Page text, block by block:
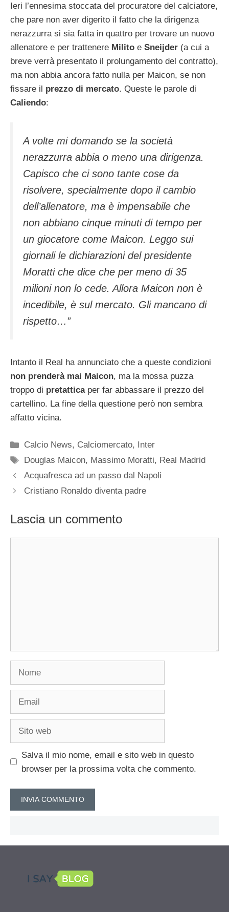
Ieri l’ennesima stoccata del procuratore del calciatore,
che pare non aver digerito il fatto che la dirigenza
nerazzurra si sia fatta in quattro per trovare un nuovo
allenatore e per trattenere Milito e Sneijder (a cui a
breve verrà presentato il prolungamento del contratto),
ma non abbia ancora fatto nulla per Maicon, se non
fissare il prezzo di mercato. Queste le parole di
Caliendo:
A volte mi domando se la società
nerazzurra abbia o meno una dirigenza.
Capisco che ci sono tante cose da
risolvere, specialmente dopo il cambio
dell’allenatore, ma è impensabile che
non abbiano cinque minuti di tempo per
un giocatore come Maicon. Leggo sui
giornali le dichiarazioni del presidente
Moratti che dice che per meno di 35
milioni non lo cede. Allora Maicon non è
incedibile, è sul mercato. Gli mancano di
rispetto…”
Intanto il Real ha annunciato che a queste condizioni
non prenderà mai Maicon, ma la mossa puzza
troppo di pretattica per far abbassare il prezzo del
cartellino. La fine della questione però non sembra
affatto vicina.
Categorie
Calcio News, Calciomercato,
Inter
Tag
Douglas Maicon, Massimo Moratti, Real Madrid
Acquafresca ad un passo dal Napoli
Cristiano Ronaldo diventa padre
Lascia un commento
Nome
Email
Sito
Salva il mio nome, email e sito web in questo
browser per la prossima volta che commento.